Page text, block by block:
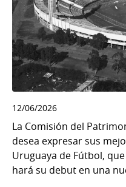
12/06/2026
La Comisión del
desea expresar sus
Uruguaya de Fútbol,
hará su debut en una